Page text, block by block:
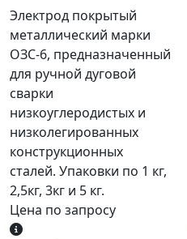
Электрод покрытый
металлический марки
ОЗС-6, предназначенный
для ручной дуговой
сварки
низкоуглеродистых и
низколегированных
конструкционных
сталей. Упаковки по 1 кг,
2,5кг, 3кг и 5 кг.
Цена по запросу